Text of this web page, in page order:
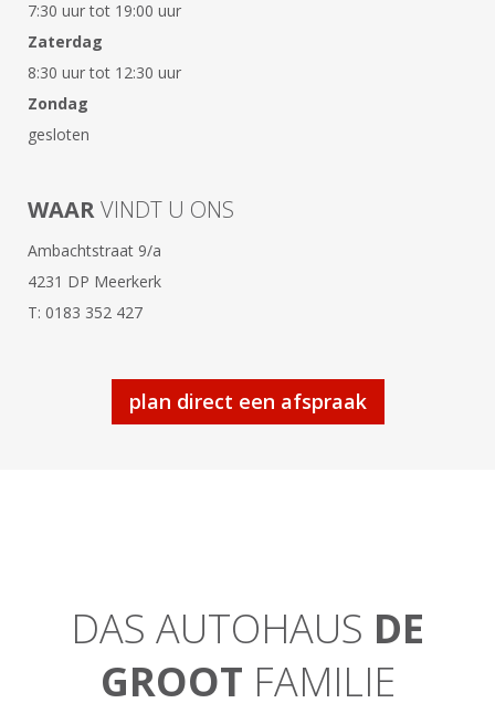
7:30 uur tot 19:00 uur
Zaterdag
8:30 uur tot 12:30 uur
Zondag
gesloten
WAARVINDT U ONS
Ambachtstraat 9/a
4231 DP Meerkerk
T: 0183 352 427
plan direct een afspraak
DAS AUTOHAUS DE
GROOT FAMILIE